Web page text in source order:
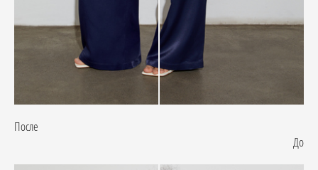
После
До